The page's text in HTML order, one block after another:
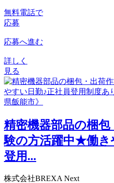
無料電話で
応募
応募へ進む
詳しく
見る
精密機器部品の梱
験の方活躍中★働き
登用...
株式会社BREXA Next